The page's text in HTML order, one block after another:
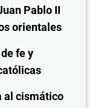
Pablo II
orientales
fe y
al cismático